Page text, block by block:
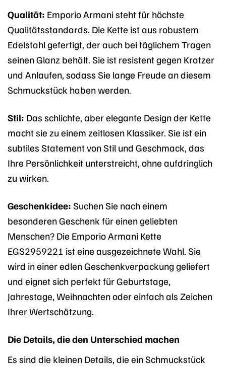
Qualität: Emporio Armani steht für höchste
Qualitätsstandards. Die Kette ist aus robustem
Edelstahl gefertigt, der auch bei täglichem Tragen
seinen Glanz behält. Sie ist resistent gegen Kratzer
und Anlaufen, sodass Sie lange Freude an diesem
Schmuckstück haben werden.
Stil: Das schlichte, aber elegante Design der Kette
macht sie zu einem zeitlosen Klassiker. Sie ist ein
subtiles Statement von Stil und Geschmack, das
Ihre Persönlichkeit unterstreicht, ohne aufdringlich
zu wirken.
Geschenkidee: Suchen Sie nach einem
besonderen Geschenk für einen geliebten
Menschen? Die Emporio Armani Kette
EGS2959221 ist eine ausgezeichnete Wahl. Sie
wird in einer edlen Geschenkverpackung geliefert
und eignet sich perfekt für Geburtstage,
Jahrestage, Weihnachten oder einfach als Zeichen
Ihrer Wertschätzung.
Die Details, die den Unterschied machen
Es sind die kleinen Details, die ein Schmuckstück